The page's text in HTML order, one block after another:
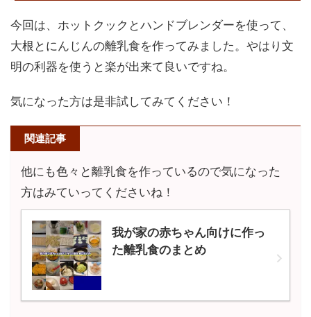
今回は、ホットクックとハンドブレンダーを使って、
大根とにんじんの離乳食を作ってみました。やはり文
明の利器を使うと楽が出来て良いですね。
気になった方は是非試してみてください！
関連記事
他にも色々と離乳食を作っているので気になった
方はみていってくださいね！
我が家の赤ちゃん向けに作っ
た離乳食のまとめ